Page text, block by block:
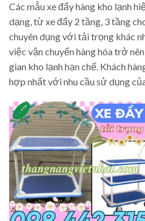
Các mẫu xe đẩy hàng kho lạnh
dạng, từ xe đẩy 2 tầng, 3 tầng
chuyên dụng với tải trọng khác
việc vận chuyển hàng hóa trở
gian kho lạnh hạn chế. Khách
hợp nhất với nhu cầu sử dụng